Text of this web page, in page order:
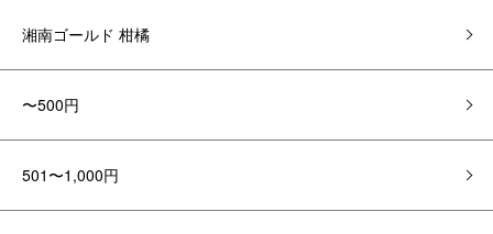
湘南ゴールド 柑橘
〜500円
501〜1,000円